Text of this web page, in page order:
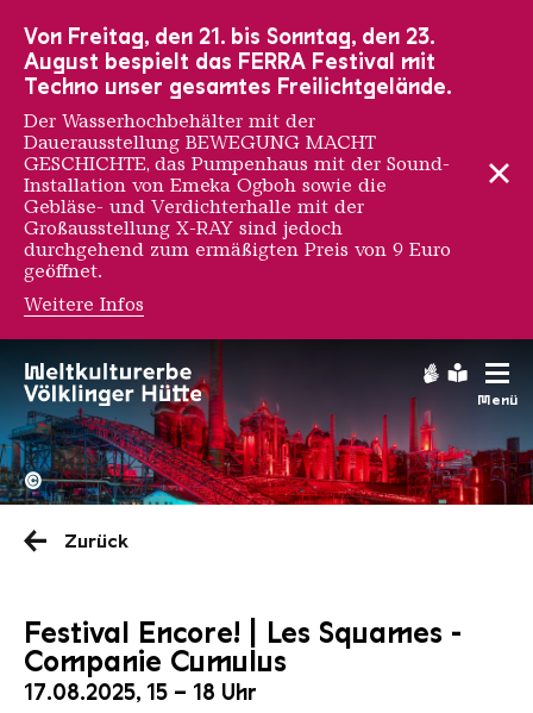
Menü
Hochofengruppe in Rot
Copyright:
©
Zurück
Festival Encore! | Les Squames -
Companie Cumulus
17.08.2025, 15 – 18 Uhr
Von Freitag, den 21. bis Sonntag, den 23.
August bespielt das FERRA Festival mit
Techno unser gesamtes Freilichtgelände.
Der Wasserhochbehälter mit der
Dauerausstellung BEWEGUNG MACHT
GESCHICHTE, das Pumpenhaus mit der Sound-
Installation von Emeka Ogboh sowie die
Gebläse- und Verdichterhalle mit der
Großausstellung X-RAY sind jedoch
durchgehend zum ermäßigten Preis von 9 Euro
geöffnet.
Weitere Infos